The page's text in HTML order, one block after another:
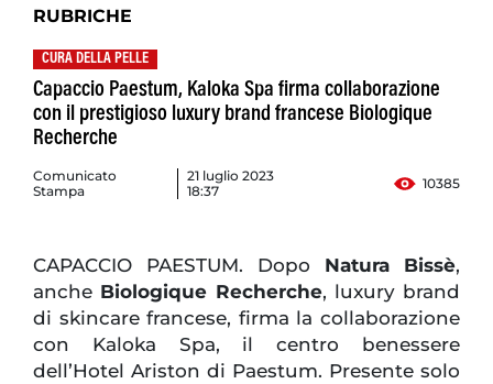
RUBRICHE
CURA DELLA PELLE
Capaccio Paestum, Kaloka Spa firma collaborazione
con il prestigioso luxury brand francese Biologique
Recherche
Comunicato
Stampa
21 luglio 2023
18:37
10385
CAPACCIO PAESTUM. Dopo Natura Bissè,
anche Biologique Recherche, luxury brand
di skincare francese, firma la collaborazione
con Kaloka Spa, il centro benessere
dell’Hotel Ariston di Paestum. Presente solo